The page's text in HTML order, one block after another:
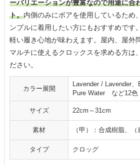
ーバリエーションが豊富なので用途に合
ト。内側のみにボアを使用しているため
ンプルに着用したい方にもおすすめです
軽い履き心地が味わえます。屋内、屋外
マルチに使えるクロックスを求める方は
ださい。
カラー展開
Lavender / Lavender、
Pure Water など12色
サイズ 22cm～31cm
素材 （甲）：合成樹脂、
タイプ クロッグ